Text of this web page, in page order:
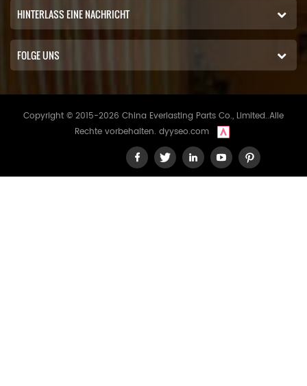
HINTERLASS EINE NACHRICHT
FOLGE UNS
Copyright © 2015-2026 China Everlasting Parts Co., Limited..Alle
Rechte vorbehalten. dyyseo.com